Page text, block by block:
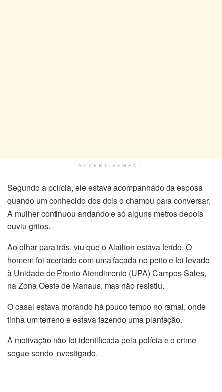
ADVERTISEMENT
Segundo a polícia, ele estava acompanhado da esposa
quando um conhecido dos dois o chamou para conversar.
A mulher continuou andando e só alguns metros depois
ouviu gritos.
Ao olhar para trás, viu que o Alailton estava ferido. O
homem foi acertado com uma facada no peito e foi levado
à Unidade de Pronto Atendimento (UPA) Campos Sales,
na Zona Oeste de Manaus, mas não resistiu.
O casal estava morando há pouco tempo no ramal, onde
tinha um terreno e estava fazendo uma plantação.
A motivação não foi identificada pela polícia e o crime
segue sendo investigado.